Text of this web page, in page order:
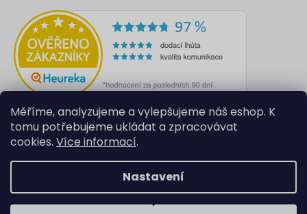
Měříme, analyzujeme a vylepšujeme náš eshop. K
tomu potřebujeme ukládat a zpracovávat
cookies. Více informací.
Nastavení
Vytvořil Shoptet